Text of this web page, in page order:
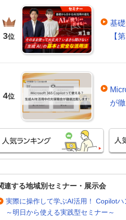
3位
基
【
4位
が
連する地域別セミナー・展示会
実際に操作して学ぶAI活用！ Copilot
～明日から使える実践型セミナー～